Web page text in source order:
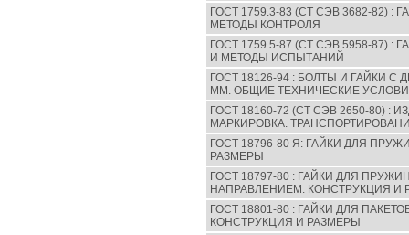
ГОСТ 1759.3-83 (СТ СЭВ 3682-82)
МЕТОДЫ КОНТРОЛЯ
ГОСТ 1759.5-87 (СТ СЭВ 5958-87)
И МЕТОДЫ ИСПЫТАНИЙ
ГОСТ 18126-94 : БОЛТЫ И ГАЙКИ
ММ. ОБЩИЕ ТЕХНИЧЕСКИЕ
ГОСТ 18160-72 (СТ СЭВ 2650-80)
МАРКИРОВКА.
ГОСТ 18796-80 Я: ГАЙКИ ДЛЯ
РАЗМЕРЫ
ГОСТ 18797-80 : ГАЙКИ ДЛЯ
НАПРАВЛЕНИЕМ. КОНСТРУКЦИЯ И
ГОСТ 18801-80 : ГАЙКИ ДЛЯ
КОНСТРУКЦИЯ И РАЗМЕРЫ